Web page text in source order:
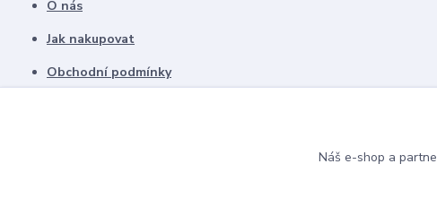
O nás
Jak nakupovat
Obchodní podmínky
Náš e-shop a